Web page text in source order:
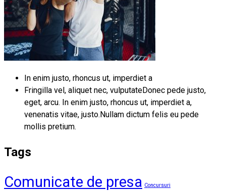
In enim justo, rhoncus ut, imperdiet a
Fringilla vel, aliquet nec, vulputateDonec pede justo,
eget, arcu. In enim justo, rhoncus ut, imperdiet a,
venenatis vitae, justo.Nullam dictum felis eu pede
mollis pretium.
Tags
Comunicate de presa Concursuri